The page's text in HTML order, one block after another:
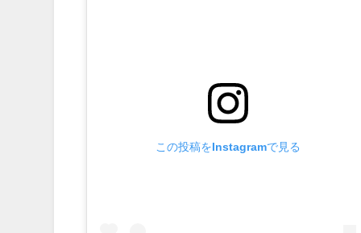
この投稿をInstagramで見る